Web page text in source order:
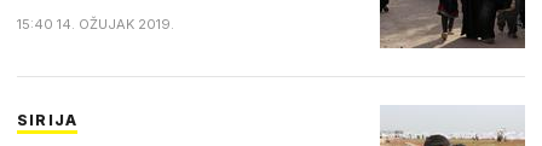
15:40 14. OŽUJAK 2019.
SIRIJA